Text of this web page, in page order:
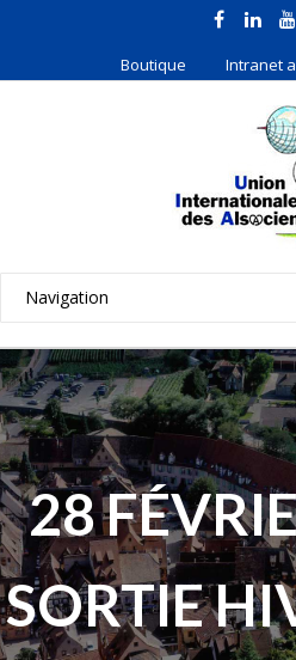
Boutique Intranet
28
SORTIE